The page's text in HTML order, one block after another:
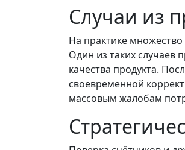
Случаи из
На практике
Один из таких случаев
качества продукта.
своевременной
массовым жалобам